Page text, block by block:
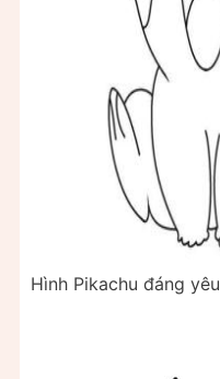
Hình Pikachu đáng yêu